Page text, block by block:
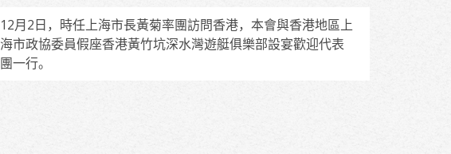
12月2日，時任上海市長黃菊率團訪問香港，本會與香港地區上
海市政協委員假座香港黃竹坑深水灣遊艇俱樂部設宴歡迎代表
團一行。